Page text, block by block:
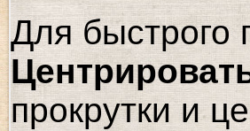
Для быстрого
прокрутки и